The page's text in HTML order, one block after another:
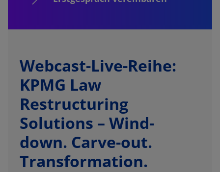
Webcast-Live-Reihe:
KPMG Law
Restructuring
Solutions – Wind-
down. Carve-out.
Transformation.